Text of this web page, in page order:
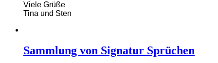
Viele Grüße
Tina und Sten
Sammlung von Signatur Sprüchen